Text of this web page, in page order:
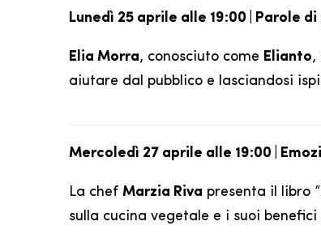
Lunedì 25 aprile alle 19:00 | Parole
Elia Morra, conosciuto come Elianto,
aiutare dal pubblico e lasciandosi
Mercoledì 27 aprile alle 19:00 |
La chef Marzia Riva presenta il libro “
sulla cucina vegetale e i suoi